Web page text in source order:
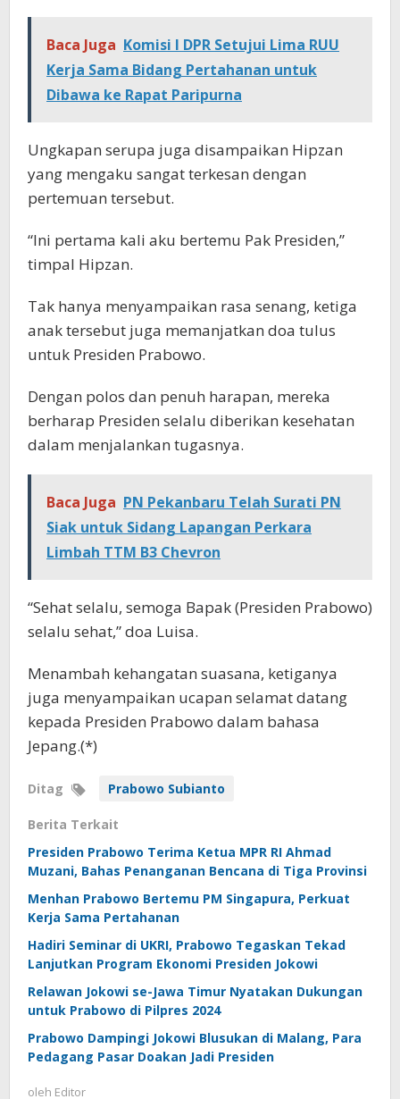
Baca Juga Komisi I DPR Setujui Lima RUU
Kerja Sama Bidang Pertahanan untuk
Dibawa ke Rapat Paripurna
Ungkapan serupa juga disampaikan Hipzan
yang mengaku sangat terkesan dengan
pertemuan tersebut.
“Ini pertama kali aku bertemu Pak Presiden,”
timpal Hipzan.
Tak hanya menyampaikan rasa senang, ketiga
anak tersebut juga memanjatkan doa tulus
untuk Presiden Prabowo.
Dengan polos dan penuh harapan, mereka
berharap Presiden selalu diberikan kesehatan
dalam menjalankan tugasnya.
Baca Juga PN Pekanbaru Telah Surati PN
Siak untuk Sidang Lapangan Perkara
Limbah TTM B3 Chevron
“Sehat selalu, semoga Bapak (Presiden Prabowo)
selalu sehat,” doa Luisa.
Menambah kehangatan suasana, ketiganya
juga menyampaikan ucapan selamat datang
kepada Presiden Prabowo dalam bahasa
Jepang.(*)
Ditag Prabowo Subianto
Berita Terkait
Presiden Prabowo Terima Ketua MPR RI Ahmad
Muzani, Bahas Penanganan Bencana di Tiga Provinsi
Menhan Prabowo Bertemu PM Singapura, Perkuat
Kerja Sama Pertahanan
Hadiri Seminar di UKRI, Prabowo Tegaskan Tekad
Lanjutkan Program Ekonomi Presiden Jokowi
Relawan Jokowi se-Jawa Timur Nyatakan Dukungan
untuk Prabowo di Pilpres 2024
Prabowo Dampingi Jokowi Blusukan di Malang, Para
Pedagang Pasar Doakan Jadi Presiden
oleh Editor